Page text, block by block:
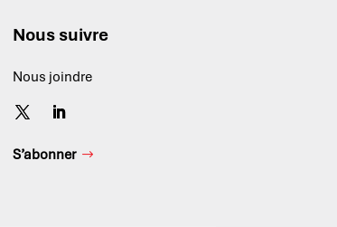
Nous suivre
Nous joindre
S’abonner